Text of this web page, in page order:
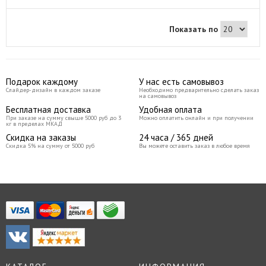
Ethoxylated Trimethylolpropane
Ethyl Phenyl (2, 4, 6-trimethybenzoyl)
Phosphinat, Isobornul Acrilat, 2-
Hydroxyethyl Methacrylate,
Dimethyl Silylate, Acrylates Copolymer,
BHT, CI.
Показать по
Подарок каждому
Слайдер-дизайн в каждом заказе
У нас есть самовывоз
Необходимо предварительно сделать заказ
на самовывоз
Бесплатная доставка
При заказе на сумму свыше 5000 руб до 3
кг в пределах МКАД
Удобная оплата
Можно оплатить онлайн и при получении
Скидка на заказы
Скидка 5% на сумму от 5000 руб
24 часа / 365 дней
Вы можете оставить заказ в любое время